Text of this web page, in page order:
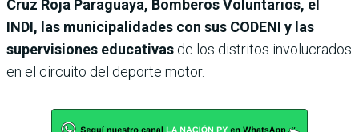
Cruz Roja Paraguaya, Bomberos Voluntarios, el
INDI, las municipalidades con sus CODENI y las
supervisiones educativas de los distritos involucrados
en el circuito del deporte motor.